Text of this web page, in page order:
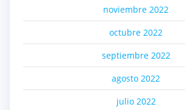
noviembre 2022
octubre 2022
septiembre 2022
agosto 2022
julio 2022